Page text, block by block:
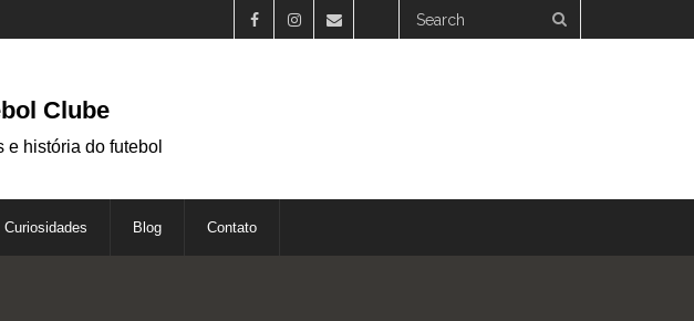
Clube
história do futebol
Curiosidades Blog Contato